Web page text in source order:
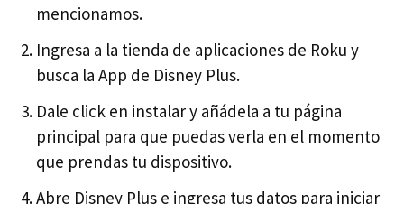
mencionamos.
Ingresa a la tienda de aplicaciones de Roku y
busca la App de Disney Plus.
Dale click en instalar y añádela a tu página
principal para que puedas verla en el momento
que prendas tu dispositivo.
Abre Disney Plus e ingresa tus datos para iniciar